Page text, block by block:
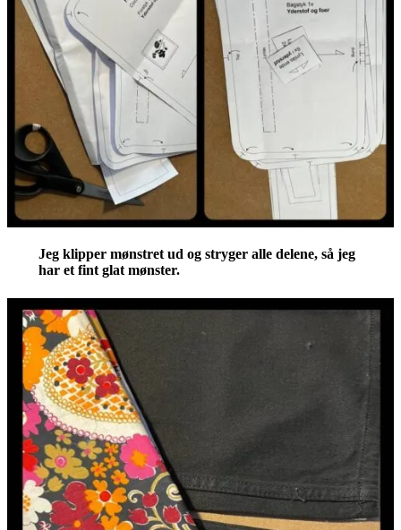
Jeg klipper mønstret ud og stryger alle delene, så jeg
har et fint glat mønster.